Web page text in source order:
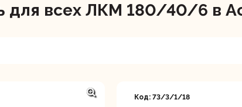
всех ЛКМ 180/40/6 в
Код: 73/3/1/18